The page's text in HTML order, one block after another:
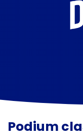
Podium